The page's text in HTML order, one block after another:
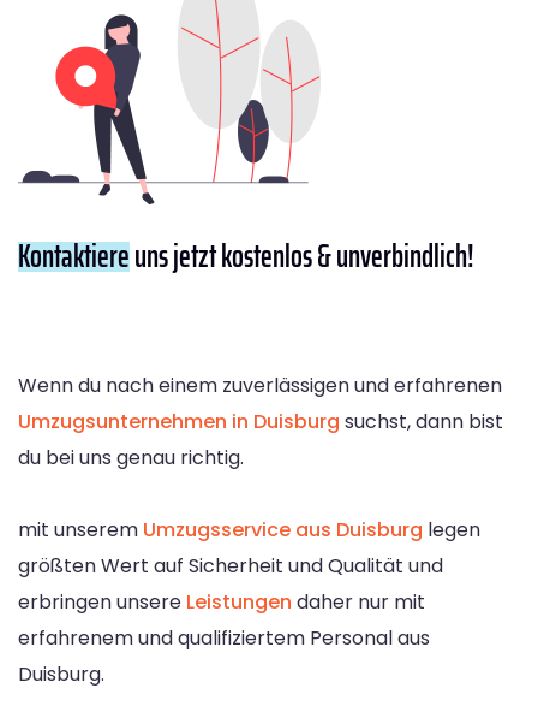
Kontaktiereuns jetzt kostenlos & unverbindlich!
Wenn du nach einem zuverlässigen und erfahrenen
Umzugsunternehmen in Duisburg suchst, dann bist
du bei uns genau richtig.
mit unserem Umzugsservice aus Duisburg legen
größten Wert auf Sicherheit und Qualität und
erbringen unsere Leistungen daher nur mit
erfahrenem und qualifiziertem Personal aus
Duisburg.